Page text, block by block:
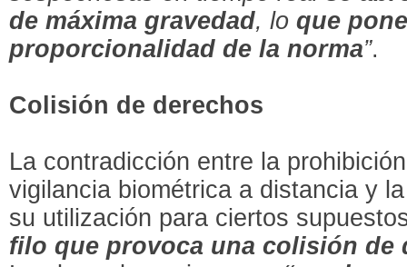
de máxima gravedad, loque
proporcionalidad de la norma”.
Colisión de derechos
La contradicción entre la
vigilancia biométrica a distancia y
su utilización para ciertos
filo que provoca una colisión de